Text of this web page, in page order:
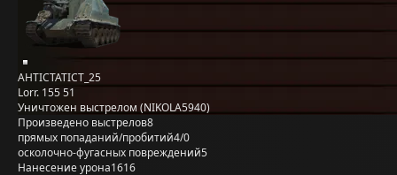
AHTICTATICT_25
Lorr. 155 51
Уничтожен выстрелом (NIKOLA5940)
Произведено выстрелов8
прямых попаданий/пробитий4/0
осколочно-фугасных повреждений5
Нанесение урона1616